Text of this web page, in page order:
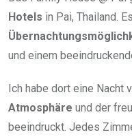
Hotels in Pai, Thailand.
und einem
Ich habe dort eine Nacht
Atmosphäre und der
beeindruckt. Jedes